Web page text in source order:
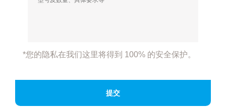
*您的隐私在我们这里将得到 100% 的安全保护。
提交